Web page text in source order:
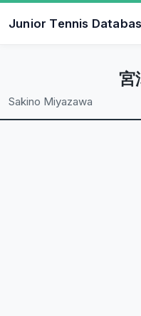
Junior Tennis
宮
Sakino Miyazawa